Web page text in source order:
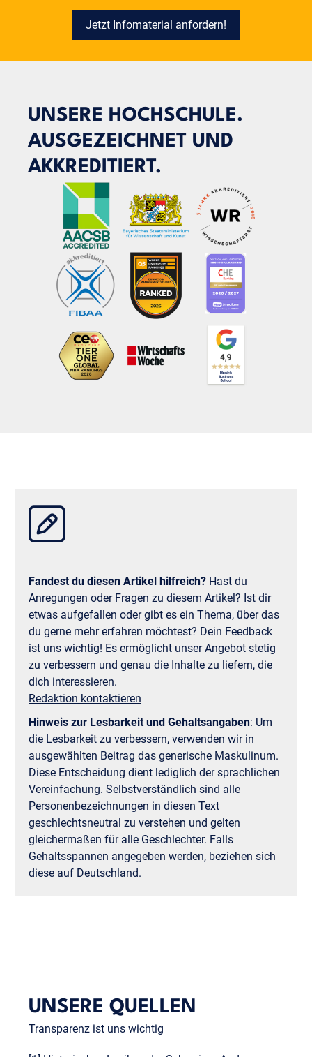
Jetzt Infomaterial anfordern!
UNSERE HOCHSCHULE.
AUSGEZEICHNET UND
AKKREDITIERT.
Fandest du diesen Artikel hilfreich? Hast du
Anregungen oder Fragen zu diesem Artikel? Ist dir
etwas aufgefallen oder gibt es ein Thema, über das
du gerne mehr erfahren möchtest? Dein Feedback
ist uns wichtig! Es ermöglicht unser Angebot stetig
zu verbessern und genau die Inhalte zu liefern, die
dich interessieren.
Redaktion kontaktieren
Hinweis zur Lesbarkeit und Gehaltsangaben: Um
die Lesbarkeit zu verbessern, verwenden wir in
ausgewählten Beitrag das generische Maskulinum.
Diese Entscheidung dient lediglich der sprachlichen
Vereinfachung. Selbstverständlich sind alle
Personenbezeichnungen in diesen Text
geschlechtsneutral zu verstehen und gelten
gleichermaßen für alle Geschlechter. Falls
Gehaltsspannen angegeben werden, beziehen sich
diese auf Deutschland.
UNSERE QUELLEN
Transparenz ist uns wichtig